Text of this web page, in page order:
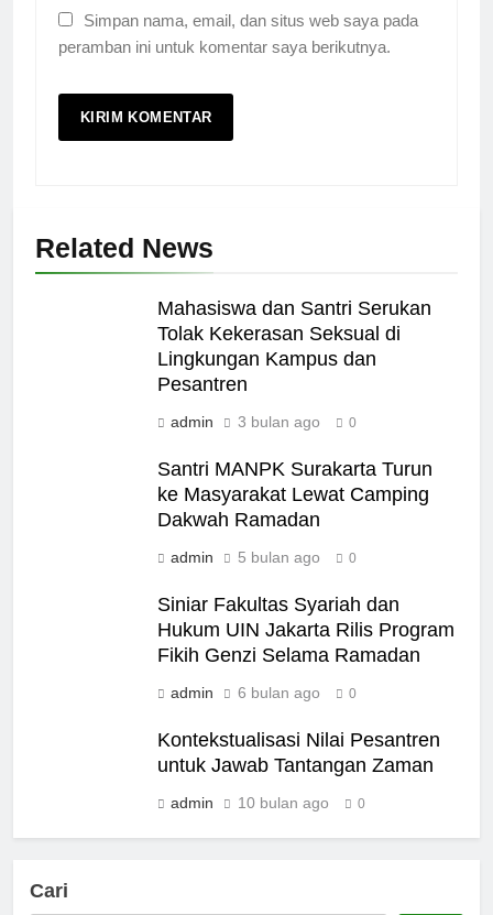
Simpan nama, email, dan situs web saya pada
peramban ini untuk komentar saya berikutnya.
Related News
Mahasiswa dan Santri Serukan
Tolak Kekerasan Seksual di
Lingkungan Kampus dan
Pesantren
admin 3 bulan ago 0
Santri MANPK Surakarta Turun
ke Masyarakat Lewat Camping
Dakwah Ramadan
admin 5 bulan ago 0
Siniar Fakultas Syariah dan
Hukum UIN Jakarta Rilis Program
Fikih Genzi Selama Ramadan
admin 6 bulan ago 0
Kontekstualisasi Nilai Pesantren
untuk Jawab Tantangan Zaman
admin 10 bulan ago 0
Cari